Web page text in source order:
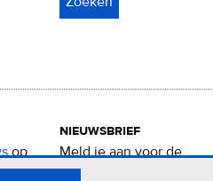
op
nieuwsbrief
Meld je aan voor de
Verrukkelijke 15-